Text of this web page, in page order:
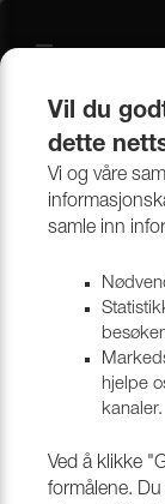
Vil du
dette
Vi og våre
samle inn
hjelpe
kanaler.
Ved å klikke
formålene.